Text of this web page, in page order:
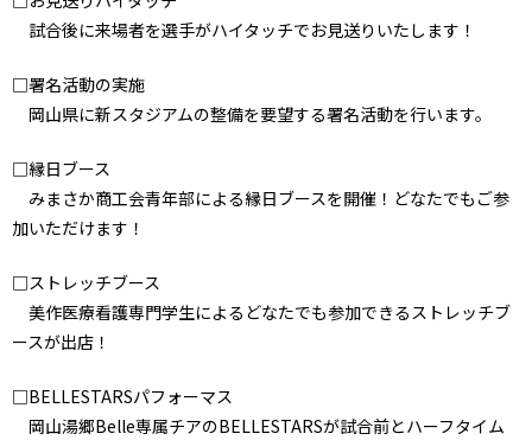
試合後に来場者を選手がハイタッチでお見送りいたします！
□署名活動の実施
岡山県に新スタジアムの整備を要望する署名活動を行います。
□縁日ブース
みまさか商工会青年部による縁日ブースを開催！どなたでもご参
加いただけます！
□ストレッチブース
美作医療看護専門学生によるどなたでも参加できるストレッチブ
ースが出店！
□BELLESTARSパフォーマス
岡山湯郷Belle専属チアのBELLESTARSが試合前とハーフタイム